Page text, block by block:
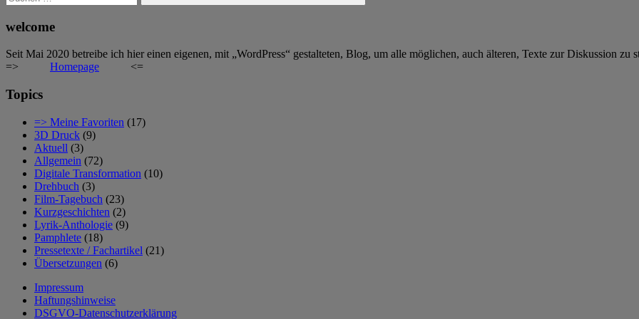
Suchen
welcome
Seit Mai 2020 betreibe ich hier einen eigenen, mit „WordPress“ gestalteten, Blog, um alle möglichen, auch älteren, Texte zur Diskussion zu
=> Homepage <=
Topics
=> Meine Favoriten (17)
3D Druck (9)
Aktuell (3)
Allgemein (72)
Digitale Transformation (10)
Drehbuch (3)
Film-Tagebuch (23)
Kurzgeschichten (2)
Lyrik-Anthologie (9)
Pamphlete (18)
Pressetexte / Fachartikel (21)
Übersetzungen (6)
Impressum
Haftungshinweise
DSGVO-Datenschutzerklärung